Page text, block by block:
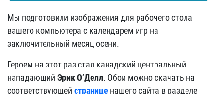
​Мы подготовили изображения для рабочего стола
вашего компьютера с календарем игр на
заключительный месяц осени.
Героем на этот раз стал канадский центральный
нападающий Эрик О’Делл. Обои можно скачать на
соответствующей странице нашего сайта в разделе